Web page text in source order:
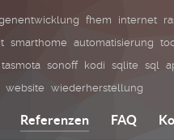
fhem internet
smarthome automatisierung
tasmota sonoff kodi sqlite sql
website wiederherstellung
Referenzen FAQ